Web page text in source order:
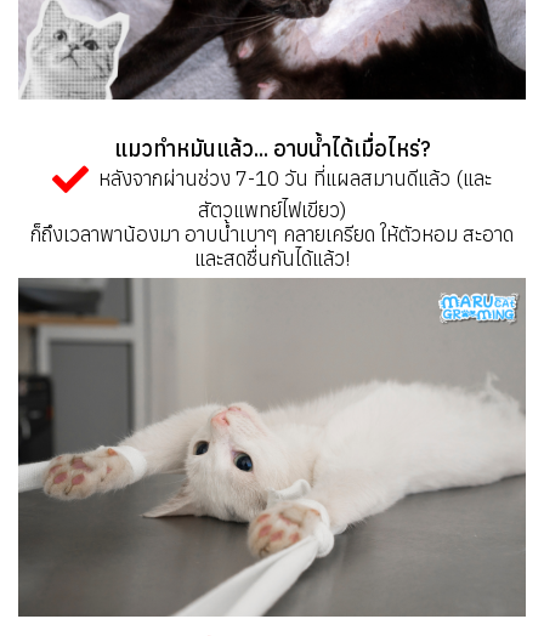
แมวทำหมันแล้ว... อาบน้ำได้เมื่อไหร่?
หลังจากผ่านช่วง 7-10 วัน ที่แผลสมานดีแล้ว (และ
สัตวแพทย์ไฟเขียว)
ก็ถึงเวลาพาน้องมา อาบน้ำเบาๆ คลายเครียด ให้ตัวหอม สะอาด
และสดชื่นกันได้แล้ว!